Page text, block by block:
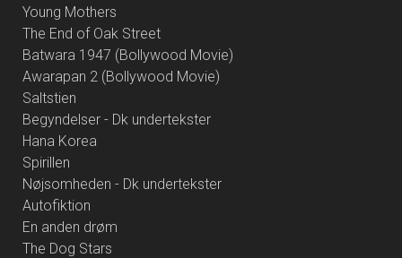
Young Mothers
The End of Oak Street
Batwara 1947 (Bollywood Movie)
Awarapan 2 (Bollywood Movie)
Saltstien
Begyndelser - Dk undertekster
Hana Korea
Spirillen
Nøjsomheden - Dk undertekster
Autofiktion
En anden drøm
The Dog Stars